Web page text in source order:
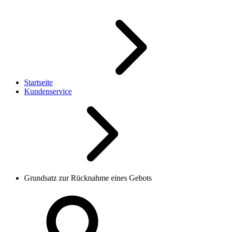
Startseite
Kundenservice
Grundsatz zur Rücknahme eines Gebots